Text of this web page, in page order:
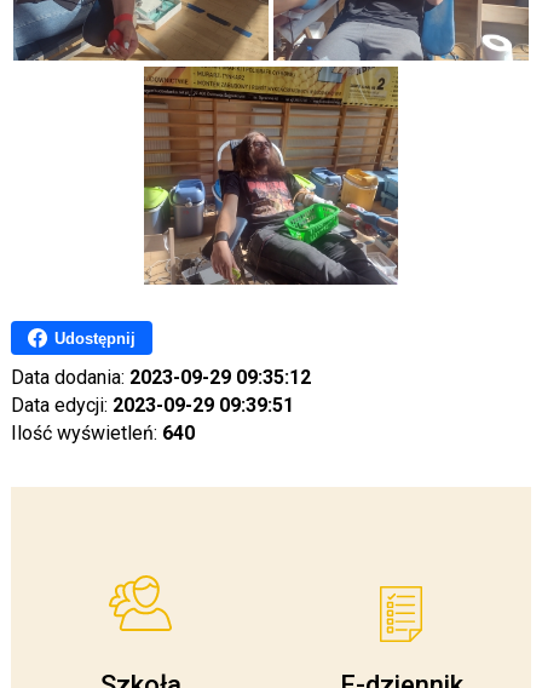
Udostępnij
Data dodania: 2023-09-29 09:35:12
Data edycji: 2023-09-29 09:39:51
Ilość wyświetleń: 640